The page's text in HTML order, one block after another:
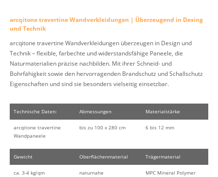
arcqitone travertine Wandverkleidungen | Überzeugend in Desing
und Technik
arcqitone travertine Wandverkleidungen überzeugen in Design und
Technik – flexible, farbechte und widerstandsfähige Paneele, die
Naturmaterialien präzise nachbilden. Mit ihrer Schneid- und
Bohrfähigkeit sowie den hervorragenden Brandschutz und Schallschutz
Eigenschaften und sind sie besonders vielseitig einsetzbar.
Technische Daten: Abmessungen Materialstärke
arcqitone travertine
Wandpaneele
bis zu 100 x 280 cm 6 bis 12 mm
Gewicht Oberflächenmaterial Trägermaterial
ca. 3-4 kg/qm
naturnahe
MPC Mineral Polymer